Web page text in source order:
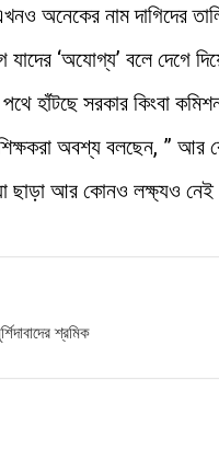
অনেকের নাম দাগিদের
‘অযোগ্য’ বলে দেগে
হাঁটছে সরকার কিংবা
শিক্ষকরা অবশ্য বলছেন, ”
ছাড়া আর কোনও লক্ষ্যও
শ্রমিক